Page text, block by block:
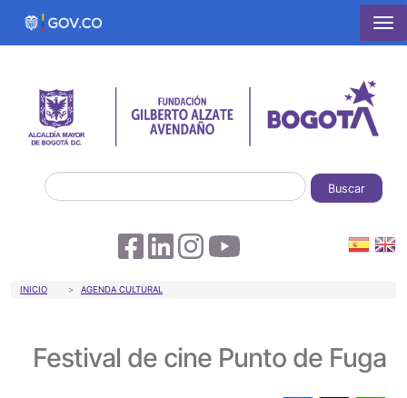
Pasar al contenido principal
Buscar
Sobrescribir enlaces de ayuda a la
INICIO AGENDA CULTURAL
Festival de cine Punto de Fuga